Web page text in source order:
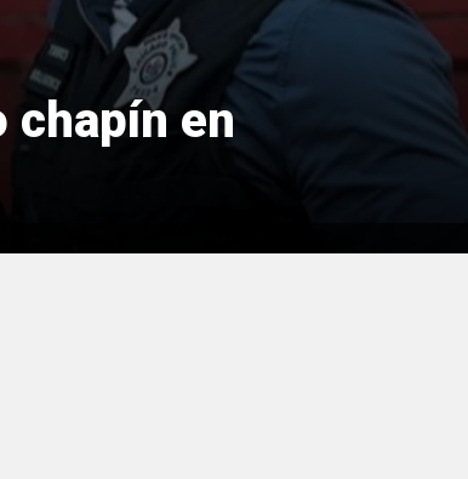
chapín en